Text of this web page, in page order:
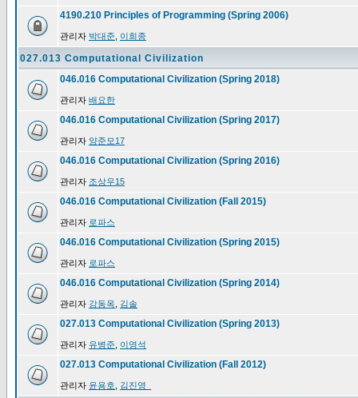
4190.210 Principles of Programming (Spring 2006)
관리자 박대준 이희종
027.013 Computational Civilization
046.016 Computational Civilization (Spring 2018)
관리자 배요한
046.016 Computational Civilization (Spring 2017)
관리자 양준모17
046.016 Computational Civilization (Spring 2016)
관리자 조상우15
046.016 Computational Civilization (Fall 2015)
관리자 로파스
046.016 Computational Civilization (Spring 2015)
관리자 로파스
046.016 Computational Civilization (Spring 2014)
관리자 강동옥 김솔
027.013 Computational Civilization (Spring 2013)
관리자 유병준 이영석
027.013 Computational Civilization (Fall 2012)
관리자 윤용호 김진영_